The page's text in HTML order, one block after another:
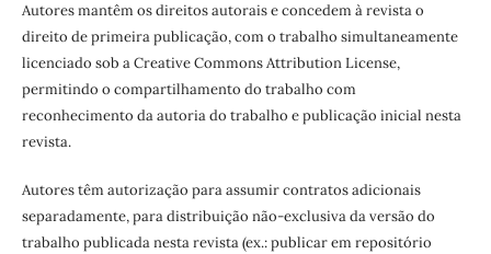
Autores mantêm os direitos autorais e concedem à revista o
direito de primeira publicação, com o trabalho simultaneamente
licenciado sob a Creative Commons Attribution License,
permitindo o compartilhamento do trabalho com
reconhecimento da autoria do trabalho e publicação inicial nesta
revista.
Autores têm autorização para assumir contratos adicionais
separadamente, para distribuição não-exclusiva da versão do
trabalho publicada nesta revista (ex.: publicar em repositório